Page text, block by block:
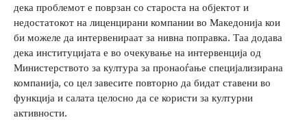
дека проблемот е поврзан со староста на објектот и
недостатокот на лиценцирани компании во Македонија кои
би можеле да интервенираат за нивна поправка. Таа додава
дека институцијата е во очекување на интервенција од
Министерството за култура за пронаоѓање специјализирана
компанија, со цел завесите повторно да бидат ставени во
функција и салата целосно да се користи за културни
активности.